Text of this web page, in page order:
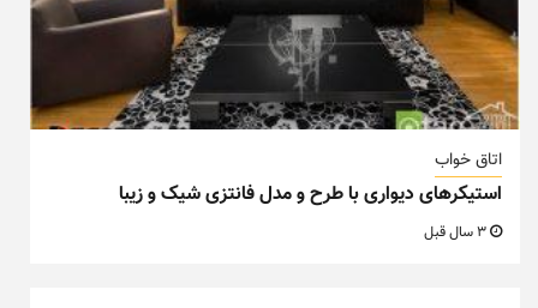
اتاق خواب
استیکرهای دیواری با طرح و مدل فانتزی شیک و زیبا